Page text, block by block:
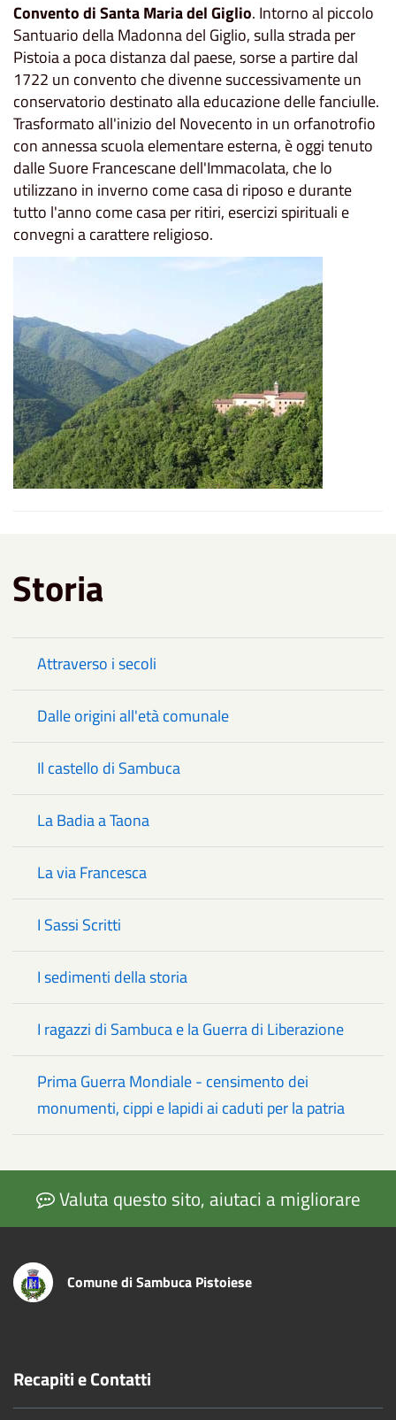
Convento di Santa Maria del Giglio. Intorno al piccolo
Santuario della Madonna del Giglio, sulla strada per
Pistoia a poca distanza dal paese, sorse a partire dal
1722 un convento che divenne successivamente un
conservatorio destinato alla educazione delle fanciulle.
Trasformato all'inizio del Novecento in un orfanotrofio
con annessa scuola elementare esterna, è oggi tenuto
dalle Suore Francescane dell'Immacolata, che lo
utilizzano in inverno come casa di riposo e durante
tutto l'anno come casa per ritiri, esercizi spirituali e
convegni a carattere religioso.
Storia
Attraverso i secoli
Dalle origini all'età comunale
Il castello di Sambuca
La Badia a Taona
La via Francesca
I Sassi Scritti
I sedimenti della storia
I ragazzi di Sambuca e la Guerra di Liberazione
Prima Guerra Mondiale - censimento dei
monumenti, cippi e lapidi ai caduti per la patria
Valuta questo sito, aiutaci a migliorare
Comune di Sambuca Pistoiese
Recapiti e Contatti